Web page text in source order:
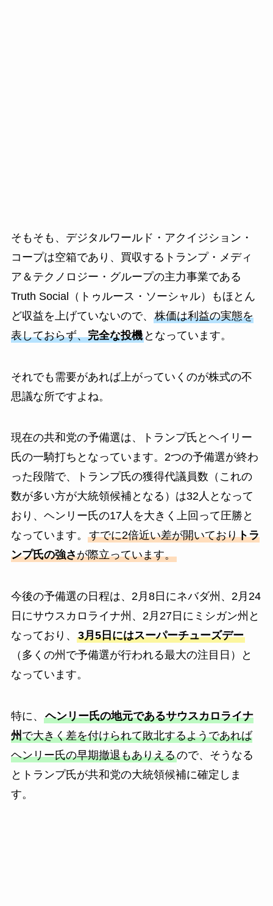
そもそも、デジタルワールド・アクイジション・
コープは空箱であり、買収するトランプ・メディ
ア＆テクノロジー・グループの主力事業である
Truth Social（トゥルース・ソーシャル）もほとん
ど収益を上げていないので、 株価は利益の実態を
表しておらず、完全な投機となっています。
それでも需要があれば上がっていくのが株式の不
思議な所ですよね。
現在の共和党の予備選は、トランプ氏とヘイリー
氏の一騎打ちとなっています。2つの予備選が終わ
った段階で、トランプ氏の獲得代議員数（これの
数が多い方が大統領候補となる）は32人となって
おり、ヘンリー氏の17人を大きく上回って圧勝と
なっています。 すでに2倍近い差が開いておりトラ
ンプ氏の強さが際立っています。
今後の予備選の日程は、2月8日にネバダ州、2月24
日にサウスカロライナ州、2月27日にミシガン州と
なっており、 3月5日にはスーパーチューズデー
（多くの州で予備選が行われる最大の注目日）と
なっています。
特に、 ヘンリー氏の地元であるサウスカロライナ
州で大きく差を付けられて敗北するようであれば
ヘンリー氏の早期撤退もありえるので、そうなる
とトランプ氏が共和党の大統領候補に確定しま
す。